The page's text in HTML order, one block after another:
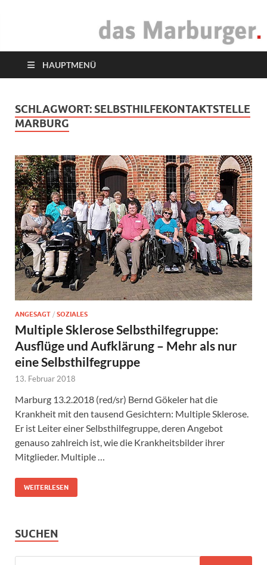
das Marburger.
HAUPTMENÜ
SCHLAGWORT: SELBSTHILFEKONTAKTSTELLE
MARBURG
ANGESAGT / SOZIALES
Multiple Sklerose Selbsthilfegruppe:
Ausflüge und Aufklärung – Mehr als nur
eine Selbsthilfegruppe
13. Februar 2018
Marburg 13.2.2018 (red/sr) Bernd Gökeler hat die
Krankheit mit den tausend Gesichtern: Multiple Sklerose.
Er ist Leiter einer Selbsthilfegruppe, deren Angebot
genauso zahlreich ist, wie die Krankheitsbilder ihrer
Mitglieder. Multiple …
WEITERLESEN
SUCHEN